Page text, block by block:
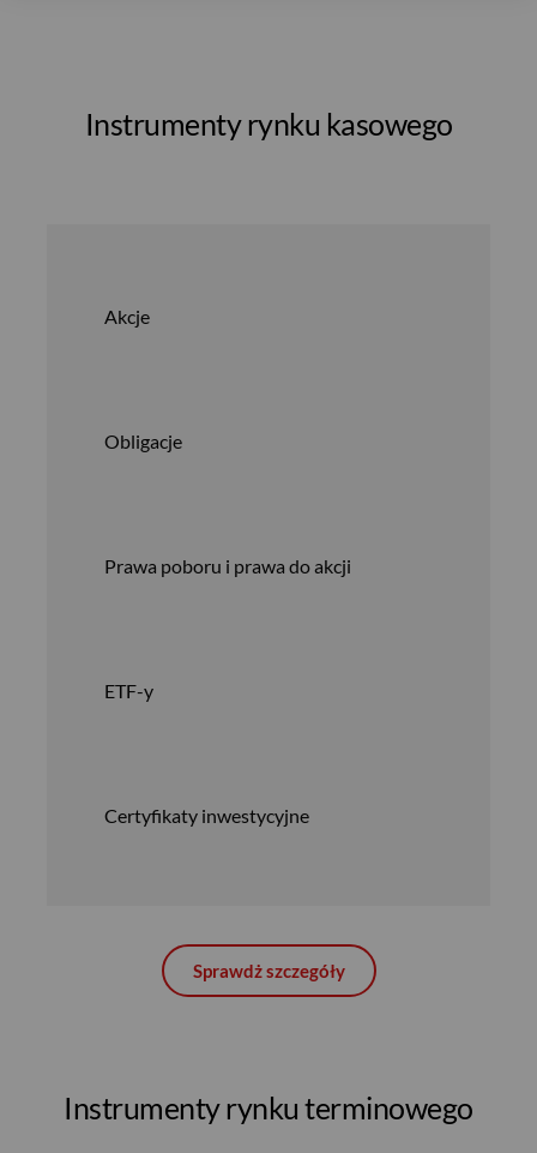
Instrumenty rynku kasowego
Akcje
Obligacje
Prawa poboru i prawa do akcji
ETF-y
Certyfikaty inwestycyjne
Sprawdż szczegóły
Instrumenty rynku terminowego